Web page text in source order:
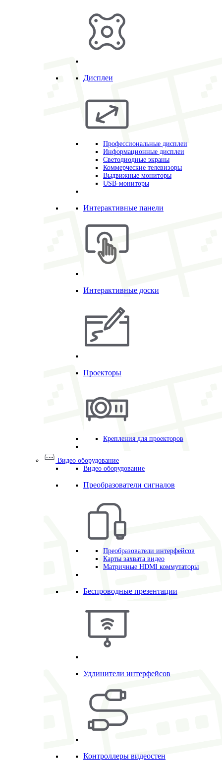
Дисплеи
Профессиональные дисплеи
Информационные дисплеи
Светодиодные экраны
Коммерческие телевизоры
Выдвижные мониторы
USB-мониторы
Интерактивные панели
Интерактивные доски
Проекторы
Крепления для проекторов
Видео оборудование
Видео оборудование
Преобразователи сигналов
Преобразователи интерфейсов
Карты захвата видео
Матричные HDMI коммутаторы
Беспроводные презентации
Удлинители интерфейсов
Контроллеры видеостен